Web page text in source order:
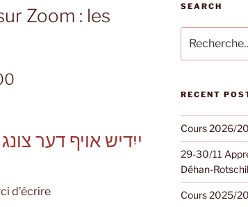
Zoom : les
ייִדיש אויף דער
d’écrire
SEARCH
pour
:
RECENT
Cours 2026/
29-30/11
Déhan-
Cours 2025/